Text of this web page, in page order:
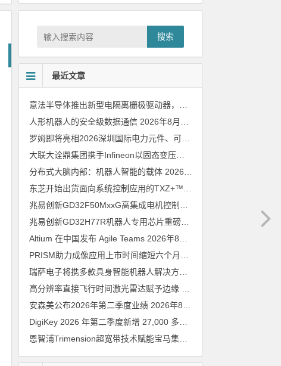
搜索
最近文章
人形机器人的安全级数据通信 2026年8月8日
罗姆即将亮相2026深圳国际电力元件、可再生能源管理展览会暨研讨会
大联大诠鼎集团携手Infineon以固态变压器重构配电效率新标杆
分布式大脑内部：机器人智能的载体 2026年8月6日
兆易创新GD32H77R机器人专用芯片重磅亮相，精准赋能伺服驱动与关节控制
Altium 在中国发布 Agile Teams 2026年8月6日
安森美公布2026年第二季度业绩 2026年8月6日
恩智浦Trimension超宽带技术赋能宝马集团Digital Key Plus及生命体存在检测功能